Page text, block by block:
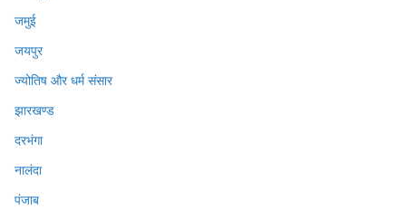
जमुई
जयपुर
ज्योतिष और धर्म संसार
झारखण्ड
दरभंगा
नालंदा
पंजाब